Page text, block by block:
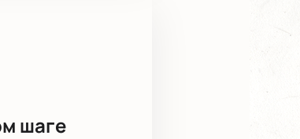
с менеджером для
шаге